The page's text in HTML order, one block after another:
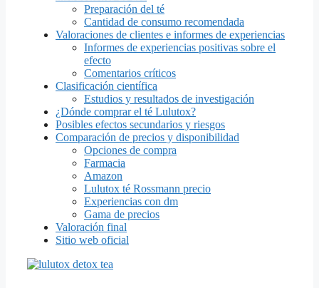
Preparación del té
Cantidad de consumo recomendada
Valoraciones de clientes e informes de experiencias
Informes de experiencias positivas sobre el
efecto
Comentarios críticos
Clasificación científica
Estudios y resultados de investigación
¿Dónde comprar el té Lulutox?
Posibles efectos secundarios y riesgos
Comparación de precios y disponibilidad
Opciones de compra
Farmacia
Amazon
Lulutox té Rossmann precio
Experiencias con dm
Gama de precios
Valoración final
Sitio web oficial